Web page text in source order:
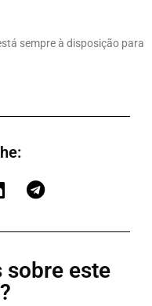
sempre à disposição para
sobre este